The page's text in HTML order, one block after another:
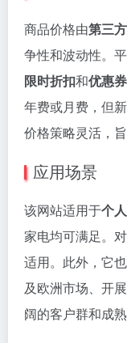
商品价格由第三
争性和波动性。
限时折扣和优惠券
年费或月费，但
价格策略灵活，
应用场景
该网站适用于个
家电均可满足。
适用。此外，它
及欧洲市场、开
阔的客户群和成